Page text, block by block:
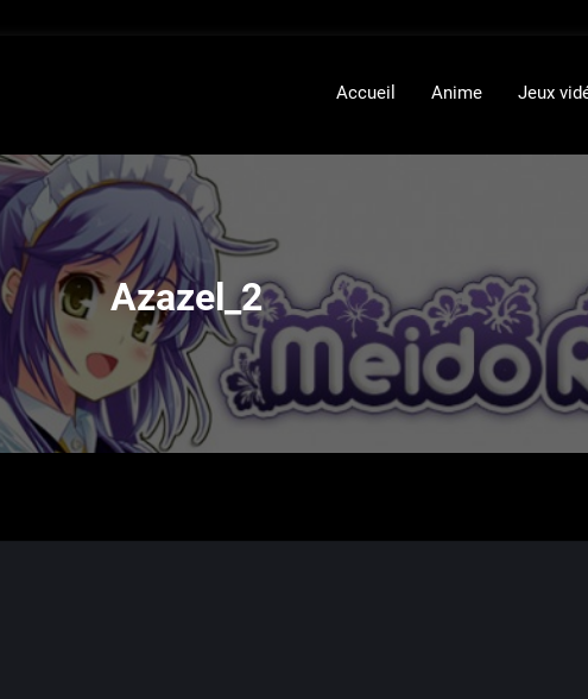
Accueil Anime Jeux
Azazel_2